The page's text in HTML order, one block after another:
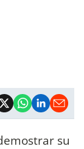
su